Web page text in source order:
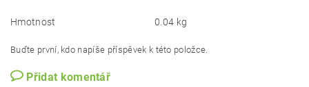
Hmotnost 0.04 kg
Buďte první, kdo napíše příspěvek k této položce.
Přidat komentář